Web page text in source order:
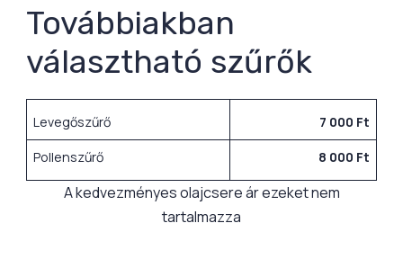
Továbbiakban
választható szűrők
Levegőszűrő 7 000 Ft
Pollenszűrő 8 000 Ft
A kedvezményes olajcsere ár ezeket nem
tartalmazza